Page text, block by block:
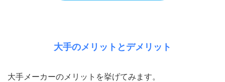
大手のメリットとデメリット
大手メーカーのメリットを挙げてみます。